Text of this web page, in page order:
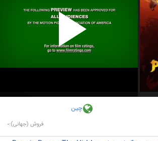
چین
فروش (جهانی):-